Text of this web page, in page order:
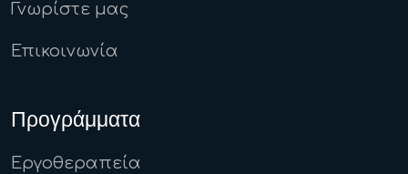
Γνωρίστε μας
Επικοινωνία
Προγράμματα
Εργοθεραπεία